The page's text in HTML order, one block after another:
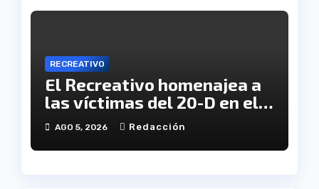
RECREATIVO
El Recreativo homenajea a
las víctimas del 20-D en el
XX aniversario de la
tragedia
AGO 5, 2026 Redacción